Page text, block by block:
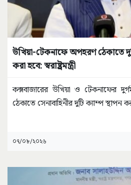
উখিয়া-টেকনাফে অপহরণ ঠেকাতে
করা হবে: স্বরাষ্ট্রমন্ত্রী
কক্সবাজারের উখিয়া ও টেকনাফের
ঠেকাতে সেনাবাহিনীর দুটি ক্যাম্প স্থাপন
০৭/০৮/২০২৬